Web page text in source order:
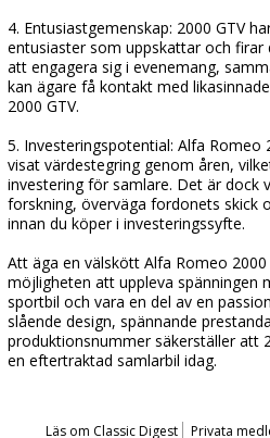
4. Entusiastgemenskap: 2000 GTV
entusiaster som uppskattar och firar
att engagera sig i evenemang,
kan ägare få kontakt med
2000 GTV.
5. Investeringspotential: Alfa Romeo
visat värdestegring genom åren,
investering för samlare. Det är dock
forskning, överväga fordonets skick
innan du köper i investeringssyfte.
Att äga en välskött Alfa Romeo
möjligheten att uppleva spänningen
sportbil och vara en del av en
slående design, spännande
produktionsnummer säkerställer att
en eftertraktad samlarbil idag.
Läs om Classic Digest Privata